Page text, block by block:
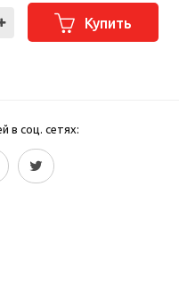
Купить
в соц. сетях: